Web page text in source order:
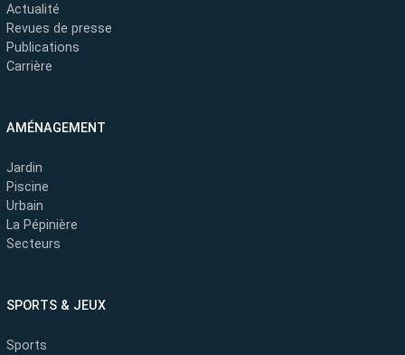
Actualité
Revues de presse
Publications
Carrière
AMÉNAGEMENT
Jardin
Piscine
Urbain
La Pépinière
Secteurs
SPORTS & JEUX
Sports